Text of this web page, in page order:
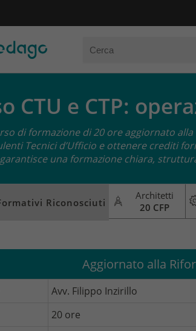
CTU e CTP:
di formazione di 20 ore aggiornato
Tecnici d’Ufficio e ottenere crediti
una formazione chiara,
Riconosciuti
Architetti
20 CFP
Aggiornato alla
Avv. Filippo Inzirillo
20 ore